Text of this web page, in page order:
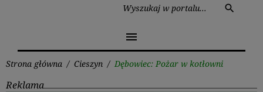
search
menu
Strona główna / Cieszyn / Dębowiec: Pożar w kotłowni
Reklama